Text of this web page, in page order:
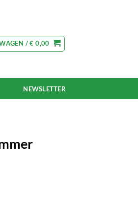
/€ 0,00
NEWSLETTER